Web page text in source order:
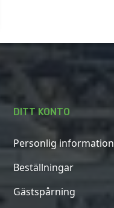
DITT KONTO
Personlig information
Beställningar
Gästspårning